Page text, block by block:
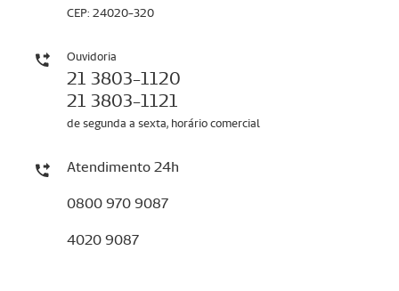
CEP: 24020-320
Ouvidoria
21 3803-1120
21 3803-1121
de segunda a sexta, horário comercial
Atendimento 24h
0800 970 9087
4020 9087